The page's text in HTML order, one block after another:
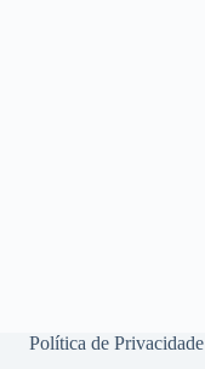
Política de Privacidade